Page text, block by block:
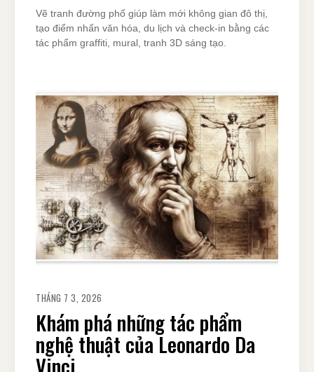
Vẽ tranh đường phố giúp làm mới không gian đô thị,
tạo điểm nhấn văn hóa, du lịch và check-in bằng các
tác phẩm graffiti, mural, tranh 3D sáng tạo.
THÁNG 7 3, 2026
Khám phá những tác phẩm
nghệ thuật của Leonardo Da
Vinci